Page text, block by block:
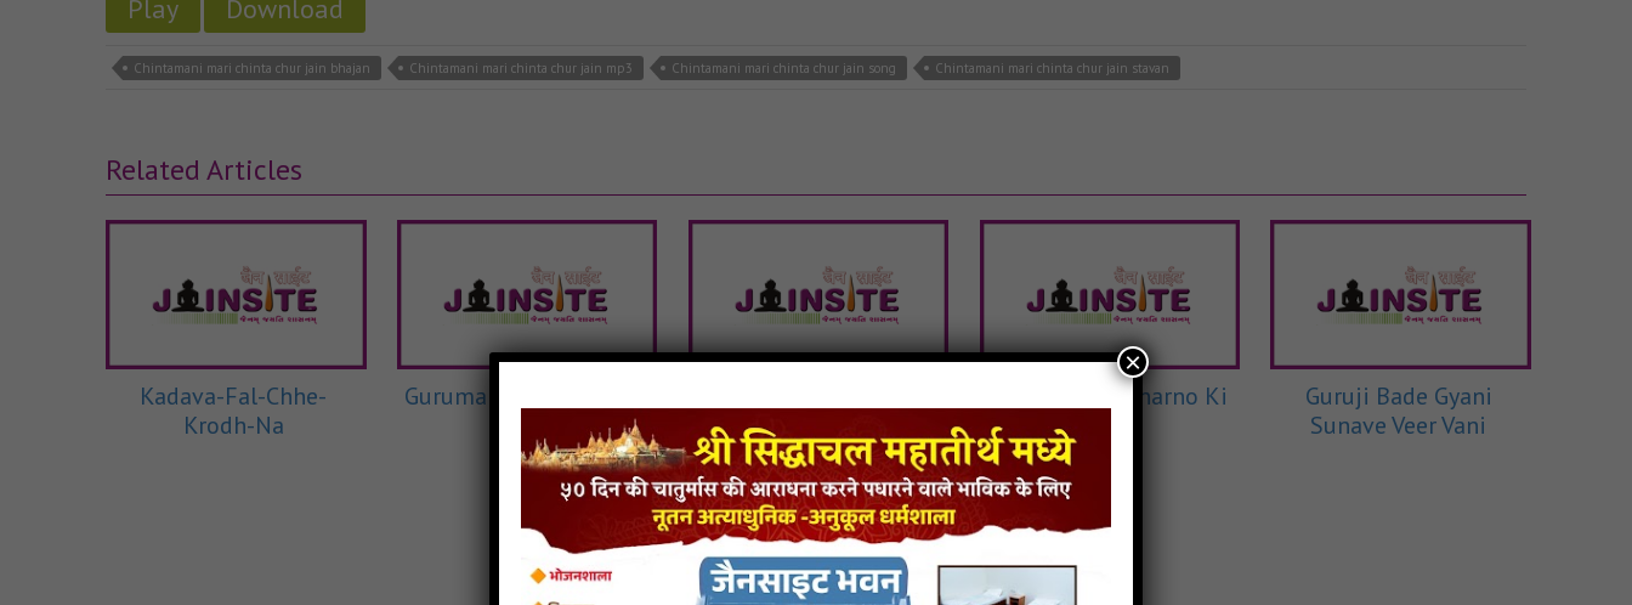
Play Download
Chintamani mari chinta chur jain bhajan Chintamani mari chinta chur jain mp3 Chintamani mari chinta chur jain song Chintamani mari chinta chur jain stavan
Related Articles
Kadava-Fal-Chhe-
Krodh-Na
Guruma Tere Charno Ki Guruma Tere Charno Ki
Guruji Bade Gyani
Sunave Veer Vani
×